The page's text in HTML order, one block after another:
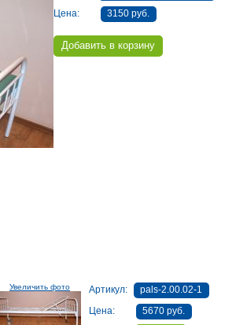
Цена: 3150 руб.
Увеличить фото Артикул:
pals-2.00.02-1
Цена:
5670 руб.